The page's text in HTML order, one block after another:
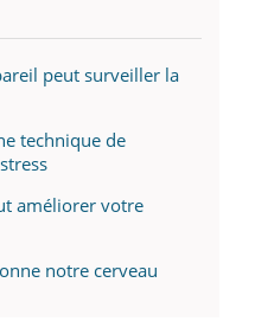
peut surveiller la
technique de
améliorer votre
notre cerveau